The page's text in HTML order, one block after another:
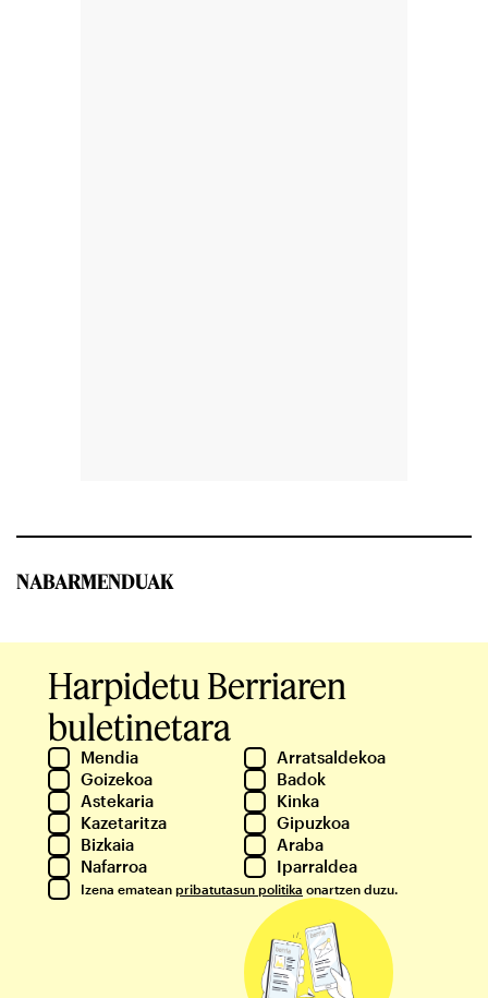
NABARMENDUAK
Harpidetu Berriaren
buletinetara
Mendia
Arratsaldekoa
Goizekoa
Badok
Astekaria
Kinka
Kazetaritza
Gipuzkoa
Bizkaia
Araba
Nafarroa
Iparraldea
Izena ematean pribatutasun politika onartzen duzu.